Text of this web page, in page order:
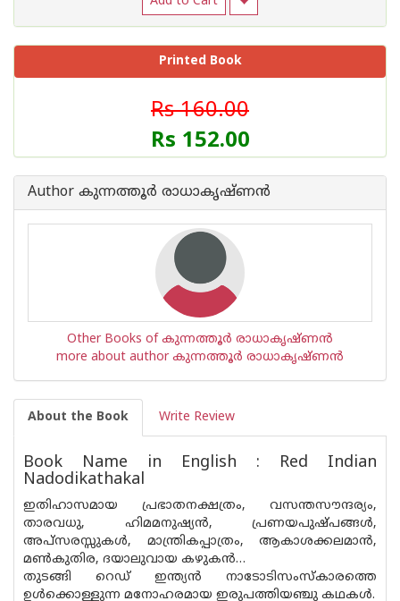
Printed Book
Rs 160.00
Rs 152.00
Author കുന്നത്തൂർ രാധാകൃഷ്ണൻ
Other Books of കുന്നത്തൂർ രാധാകൃഷ്ണൻ
more about author കുന്നത്തൂർ രാധാകൃഷ്ണൻ
About the Book Write Review
Book Name in English : Red Indian
Nadodikathakal
ഇതിഹാസമായ പ്രഭാതനക്ഷത്രം, വസന്തസൗന്ദര്യം,
താരവധു, ഹിമമനുഷ്യന്‍, പ്രണയപുഷ്പങ്ങള്‍,
അപ്‌സരസ്സുകള്‍, മാന്ത്രികപ്പാത്രം, ആകാശക്കലമാന്‍,
മണ്‍കുതിര, ദയാലുവായ കഴുകന്‍…
തുടങ്ങി റെഡ് ഇന്ത്യന്‍ നാടോടിസംസ്‌കാരത്തെ
ഉള്‍ക്കൊള്ളുന്ന മനോഹരമായ ഇരുപത്തിയഞ്ചു കഥകള്‍.